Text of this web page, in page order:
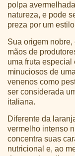
polpa
natureza, e pode
preza por um
Sua origem
mãos de
uma fruta
minuciosos de
venenos como
ser considerada
italiana.
Diferente da
vermelho intenso
concentra suas
nutricional e, ao